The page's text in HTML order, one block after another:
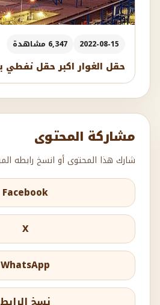
2022-08-15 6,347 مشاهدة
حقل الغوار اكبر حقل نفطي
مشاركة المحتوى
شارك هذا المحتوى أو انسخ رابطه
Facebook
X
WhatsApp